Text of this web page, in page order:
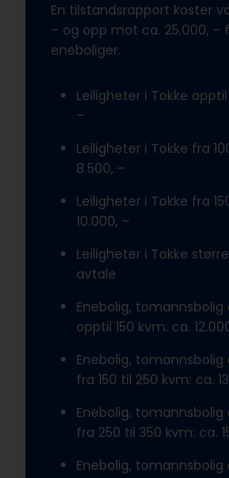
En tilstandsrapport koster
– og opp mot ca. 25.000, –
eneboliger.
Leiligheter i Tokke
–
Leiligheter i Tokke fra
8.500, –
Leiligheter i Tokke fra
10.000, –
Leiligheter i Tokke
avtale
Enebolig, tomannsbolig
opptil 150 kvm: ca.
Enebolig, tomannsbolig
fra 150 til 250 kvm: ca.
Enebolig, tomannsbolig
fra 250 til 350 kvm: ca.
Enebolig, tomannsbolig